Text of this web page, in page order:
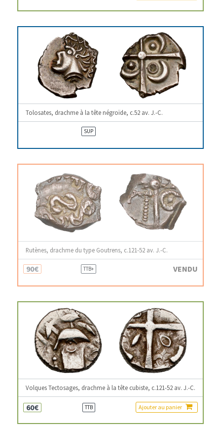
Tolosates, drachme à la tête négroïde, c.52 av. J.-C.
SUP
Rutènes, drachme du type Goutrens, c.121-52 av. J.-C.
90€ TTB+ VENDU
Volques Tectosages, drachme à la tête cubiste, c.121-52 av. J.-C.
60€ TTB Ajouter au panier